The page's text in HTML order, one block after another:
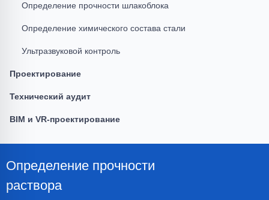
Определение прочности шлакоблока
Определение химического состава стали
Ультразвуковой контроль
Проектирование
Технический аудит
BIM и VR-проектирование
Определение прочности
раствора